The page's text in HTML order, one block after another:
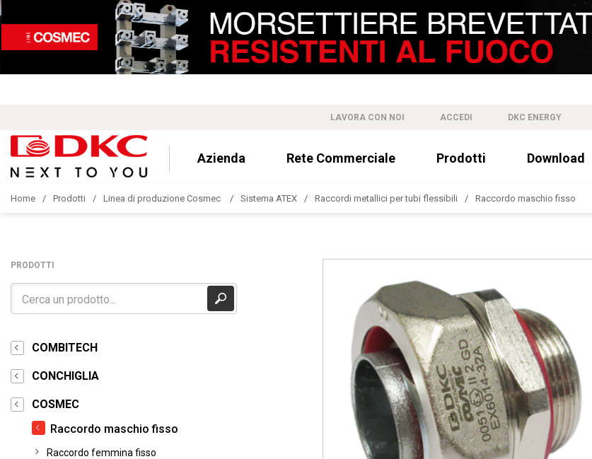
LAVORA CON NOI ACCEDI DKC ENERGY
Azienda Rete Commerciale Prodotti Download
Home Prodotti Linea di produzione Cosmec Sistema ATEX Raccordi metallici per tubi flessibili Raccordo maschio fisso
PRODOTTI
COMBITECH
CONCHIGLIA
COSMEC
Raccordo maschio fisso
Raccordo femmina fisso